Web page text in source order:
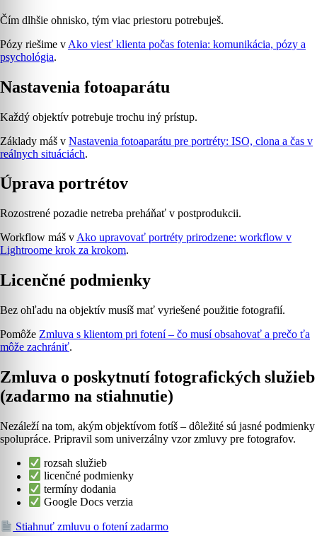
Čím dlhšie ohnisko, tým viac priestoru potrebuješ.
Pózy riešime v Ako viesť klienta počas fotenia: komunikácia, pózy a
psychológia.
Nastavenia fotoaparátu
Každý objektív potrebuje trochu iný prístup.
Základy máš v Nastavenia fotoaparátu pre portréty: ISO, clona a čas v
reálnych situáciách.
Úprava portrétov
Rozostrené pozadie netreba preháňať v postprodukcii.
Workflow máš v Ako upravovať portréty prirodzene: workflow v
Lightroome krok za krokom.
Licenčné podmienky
Bez ohľadu na objektív musíš mať vyriešené použitie fotografií.
Pomôže Zmluva s klientom pri fotení – čo musí obsahovať a prečo ťa
môže zachrániť.
Zmluva o poskytnutí fotografických služieb
(zadarmo na stiahnutie)
Nezáleží na tom, akým objektívom fotíš – dôležité sú jasné podmienky
spolupráce. Pripravil som univerzálny vzor zmluvy pre fotografov.
rozsah služieb
licenčné podmienky
termíny dodania
Google Docs verzia
Stiahnuť zmluvu o fotení zadarmo